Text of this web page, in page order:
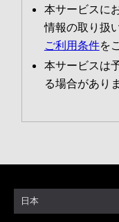
本サービスに
情報の取り扱
ご利用条件を
本サービスは
る場合があり
日本